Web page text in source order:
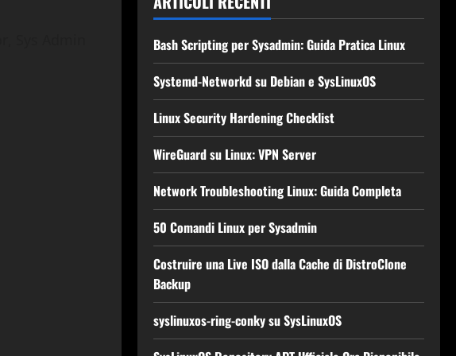
Bash Scripting per Sysadmin: Guida Pratica Linux
Systemd-Networkd su Debian e SysLinuxOS
Linux Security Hardening Checklist
WireGuard su Linux: VPN Server
Network Troubleshooting Linux: Guida Completa
50 Comandi Linux per Sysadmin
Costruire una Live ISO dalla Cache di DistroClone
Backup
syslinuxos-ring-conky su SysLinuxOS